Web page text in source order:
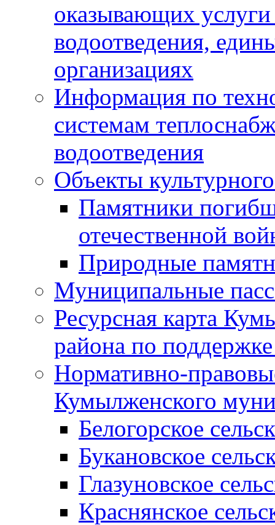
оказывающих
водоотведения,
организациях
Информация по
системам
водоотведения
Объекты
Памятники
отечественной
Природные
Муниципальные
Ресурсная карта
района по
Нормативно-
Кумылженского
Белогорское
Букановское
Глазуновское
Краснянское